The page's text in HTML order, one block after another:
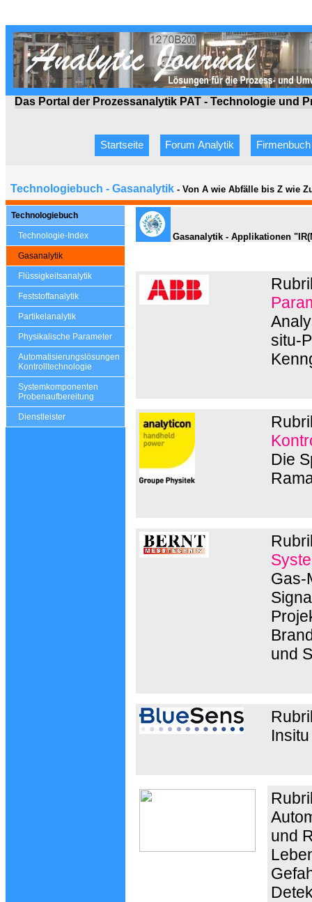
Das Portal der Prozessanalytik PAT - Technologie und
Startseite Forum Analytik Firmenbuch
Technologiebuch - Gasanalytik - Von A wie Abfälle bis Z wie
Technologiebuch
Technologie-Index
Gasanalytik
Flüssigkeitsanalytik
Feststoffanalytik
Partikelanalytik
Physikalische Parameter
Automatisierungslösungen
Kontrolltechnologie
Systemkomponenten
Probenaufbereitung
Dienstleister
Gasanalytik - Applikationen
situ-
Die
Gas-
und
und